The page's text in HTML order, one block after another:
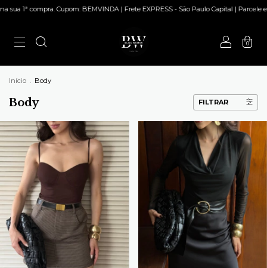
1ª compra. Cupom: BEMVINDA | Frete EXPRESS - São Paulo Capital | Parcele
0
Início . Body
Body FILTRAR